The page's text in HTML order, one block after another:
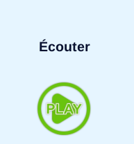
Écouter